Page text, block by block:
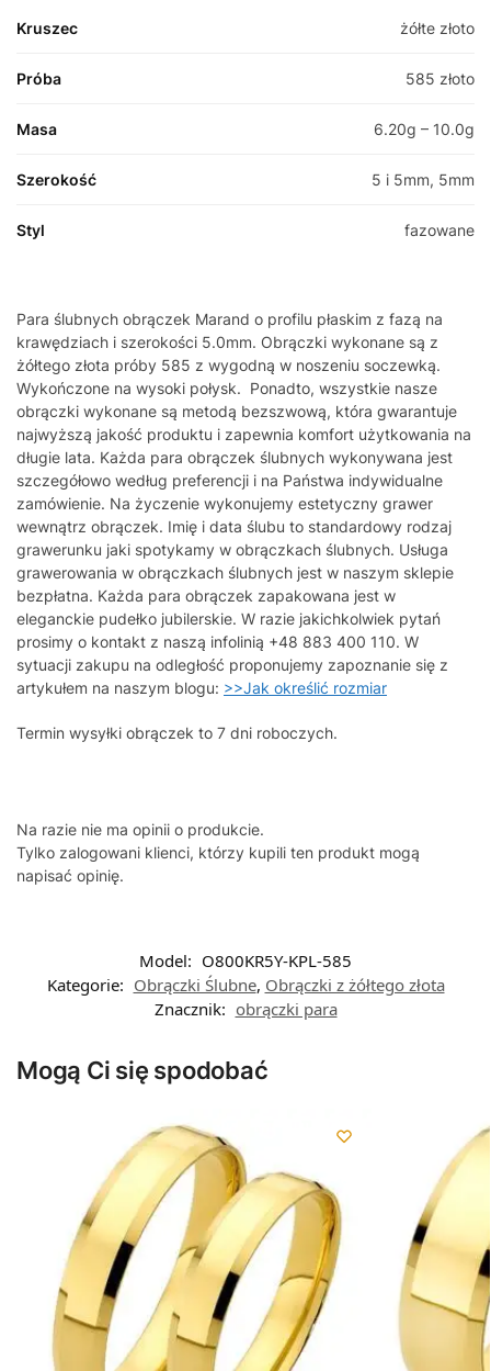
Kruszec żółte złoto
Próba 585 złoto
Masa 6.20g – 10.0g
Szerokość 5 i 5mm, 5mm
Styl fazowane
Para ślubnych obrączek Marand o profilu płaskim z fazą na
krawędziach i szerokości 5.0mm. Obrączki wykonane są z
żółtego złota próby 585 z wygodną w noszeniu soczewką.
Wykończone na wysoki połysk. Ponadto, wszystkie nasze
obrączki wykonane są metodą bezszwową, która gwarantuje
najwyższą jakość produktu i zapewnia komfort użytkowania na
długie lata. Każda para obrączek ślubnych wykonywana jest
szczegółowo według preferencji i na Państwa indywidualne
zamówienie. Na życzenie wykonujemy estetyczny grawer
wewnątrz obrączek. Imię i data ślubu to standardowy rodzaj
grawerunku jaki spotykamy w obrączkach ślubnych. Usługa
grawerowania w obrączkach ślubnych jest w naszym sklepie
bezpłatna. Każda para obrączek zapakowana jest w
eleganckie pudełko jubilerskie. W razie jakichkolwiek pytań
prosimy o kontakt z naszą infolinią +48 883 400 110. W
sytuacji zakupu na odległość proponujemy zapoznanie się z
artykułem na naszym blogu: >>Jak określić rozmiar
Termin wysyłki obrączek to 7 dni roboczych.
Na razie nie ma opinii o produkcie.
Tylko zalogowani klienci, którzy kupili ten produkt mogą
napisać opinię.
Model: O800KR5Y-KPL-585
Kategorie: Obrączki Ślubne, Obrączki z żółtego złota
Znacznik: obrączki para
Mogą Ci się spodobać